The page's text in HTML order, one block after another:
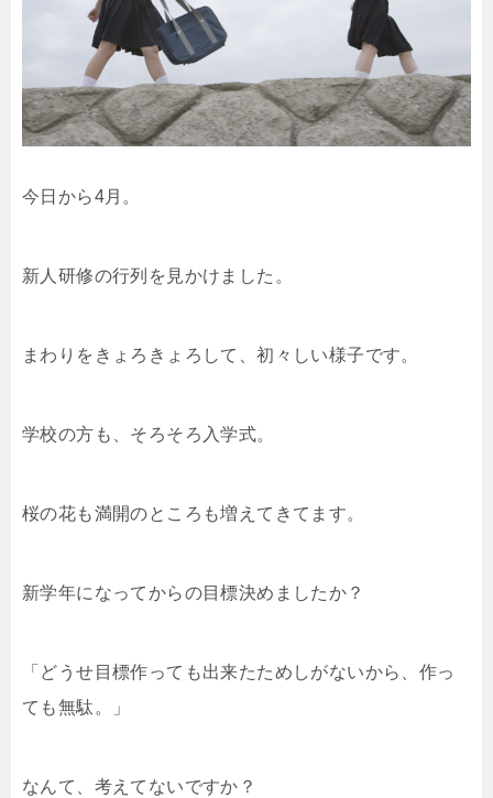
今日から4月。
新人研修の行列を見かけました。
まわりをきょろきょろして、初々しい様子です。
学校の方も、そろそろ入学式。
桜の花も満開のところも増えてきてます。
新学年になってからの目標決めましたか？
「どうせ目標作っても出来たためしがないから、作っ
ても無駄。」
なんて、考えてないですか？